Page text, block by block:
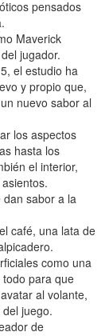
pensados
Maverick
jugador.
el estudio ha
y propio que,
nuevo sabor al
los aspectos
hasta los
el interior,
dan sabor a la
café, una lata de
como una
para que
al volante,
juego.
de